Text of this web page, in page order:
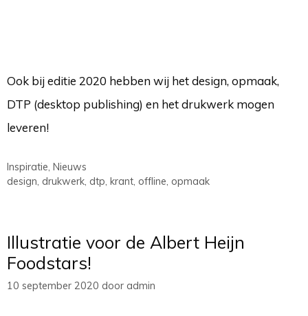
Ook bij editie 2020 hebben wij het design, opmaak,
DTP (desktop publishing) en het drukwerk mogen
leveren!
Categorieën
Inspiratie, Nieuws
Tags
design, drukwerk, dtp, krant, offline, opmaak
Illustratie voor de Albert Heijn
Foodstars!
10 september 2020 door admin